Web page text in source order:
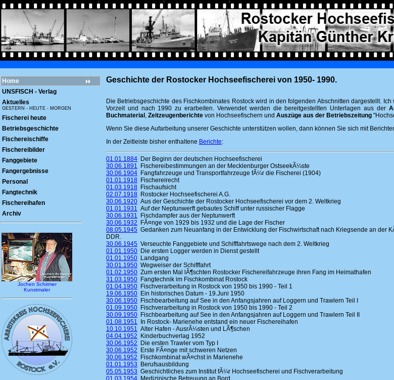
Home
UNSFISCH - Verlag
Aktuelles
GESTERN - HEUTE - MORGEN
Fischerei heute
Betriebsgeschichte
Fischereischiffe
Fischereibilder
Fanggebiete
Fangergebnisse
Personal
Fangtechnik
Fischereihafen
Archiv
Jochen Schirmer
Kunstmaler
Geschichte der Rostocker Hochseefischerei von 1950- 1990.
Die Betriebsgeschichte des Fischkombinates Rostock wird in den folgenden Abschnitten dargestellt.
Vorzeit und nach 1990 zu erarbeiten. Verwendet werden die bereitgestellten Unterlagen aus der
Buchmaterial , Zeitzeugenberichte von Hochseefischern und Auszüge aus der Betriebszeitung
Wenn Sie diese Aufarbeitung unserer Geschichte unterstützen wollen, dann können Sie sich mit
In der Zeitleiste bisher enthaltene Berichte:
01.01.1884 Der Beginn der deutschen Hochseefischerei
30.06.1891 Fischereibestimmungen an der Mecklenburger OstseekÃ¼ste
30.06.1904 Fangfahrzeuge und Transportfahrzeuge fÃ¼r die Fischerei (1904)
01.01.1918 Fischereirecht
01.03.1918 Fischaufsicht
02.07.1918 Rostocker Hochseefischerei A.G.
30.06.1920 Aus der Geschichte der Rostocker Hochseefischerei vor dem 2. Weltkrieg
01.01.1931 Auf der Neptunwerft gebautes Schiff unter russischer Flagge
30.06.1931 Fischdampfer aus der Neptunwerft
30.06.1932 FÃ¤nge von 1929 bis 1932 und die Lage der Fischer
08.05.1945 Gedanken zum Neuanfang in der Entwicklung der Fischwirtschaft nach Kriegsende an der
DDR.
30.06.1945 Verseuchte Fanggebiete und Schifffahrtswege nach dem 2. Weltkrieg
01.01.1950 Die ersten Logger werden in Dienst gestellt
01.01.1950 Landgang
30.01.1950 Wegweiser der Schifffahrt
01.02.1950 Zum ersten Mal lÃ¶schten Rostocker Fischereifahrzeuge ihren Fang im Heimathafen
31.03.1950 Fangtechnik im Fischkombinat Rostock
01.04.1950 Fischverarbeitung in Rostock von 1950 bis 1990 - Teil 1
19.06.1950 Ein historisches Datum - 19.Juni 1950
30.06.1950 Fischbearbeitung auf See in den Anfangsjahren auf Loggern und Trawlern Teil I
01.09.1950 Fischverarbeitung in Rostock von 1950 bis 1990 - Teil 2
30.09.1950 Fischbearbeitung auf See in den Anfangsjahren auf Loggern und Trawlern Teil II
01.08.1951 In Rostock- Marienehe entstand ein neuer Fischereihafen
10.10.1951 Alter Hafen - AusrÃ¼sten und LÃ¶schen
04.04.1952 Kinderbuchverlag 1952
30.06.1952 Die ersten Trawler vom Typ I
30.06.1952 Erste FÃ¤nge mit schweren Netzen
30.06.1952 Fischkombinat wÃ¤chst in Marienehe
01.01.1953 Berufsausbildung
05.05.1953 Geschichtliches zum Institut fÃ¼r Hochseefischerei und Fischverarbeitung
01.03.1954 Medizinische Betreuung an Bord